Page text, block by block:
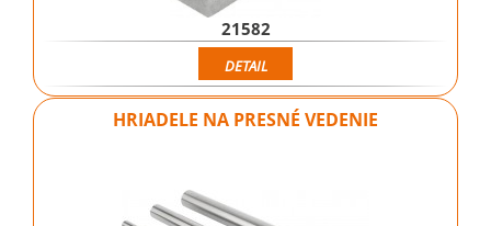
21582
DETAIL
HRIADELE NA PRESNÉ VEDENIE